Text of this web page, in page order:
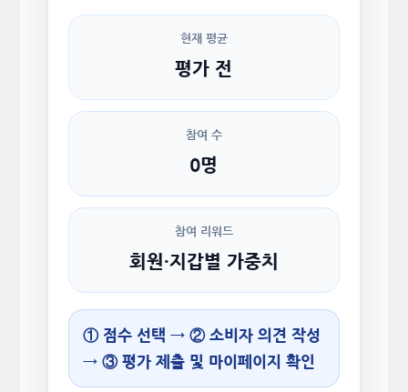
현재 평균
평가 전
참여 수
0명
참여 리워드
회원·지갑별 가중치
① 점수 선택 → ② 소비자 의견 작성
→ ③ 평가 제출 및 마이페이지 확인